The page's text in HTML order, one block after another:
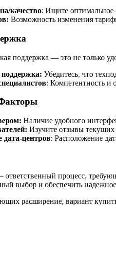
качество: Ищите оптимальное
Возможность изменения
поддержка — это не только
Убедитесь, что
: Компетентность и
Наличие удобного
Изучите отзывы текущих
дата-центров: Расположение
процесс,
выбор и обеспечить
расширение, вариант